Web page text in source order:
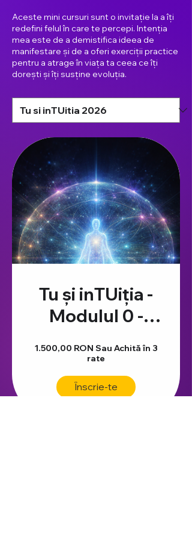
Aceste mini cursuri sunt o invitație la a îți
redefini felul în care te percepi. Intenția
mea este de a demistifica ideea de
manifestare și de a oferi exerciții practice
pentru a atrage în viața ta ceea ce îți
dorești și îți susține evoluția.
Tu și inTUiția -
Modulul 0 -
intuiției
1.500,00 RON Sau Achită în 3
rate
Înscrie-te